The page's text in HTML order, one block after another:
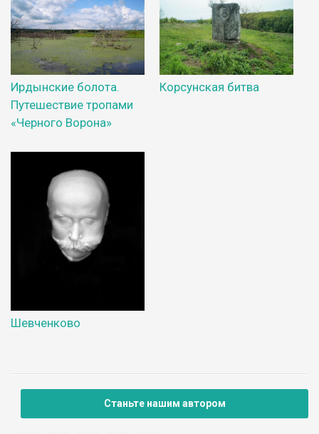
Ирдынские болота.
Путешествие тропами
«Черного Ворона»
Корсунская битва
Шевченково
Станьте нашим автором